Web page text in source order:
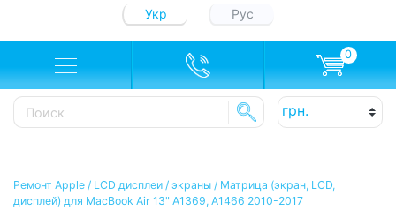
Укр Рус
0
Ремонт Apple / LCD дисплеи / экраны / Матрица (экран, LCD,
дисплей) для MacBook Air 13" A1369, А1466 2010-2017